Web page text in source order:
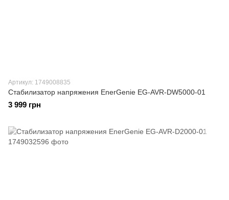
Артикул: 1749008835
Стабилизатор напряжения EnerGenie EG-AVR-DW5000-01
3 999 грн